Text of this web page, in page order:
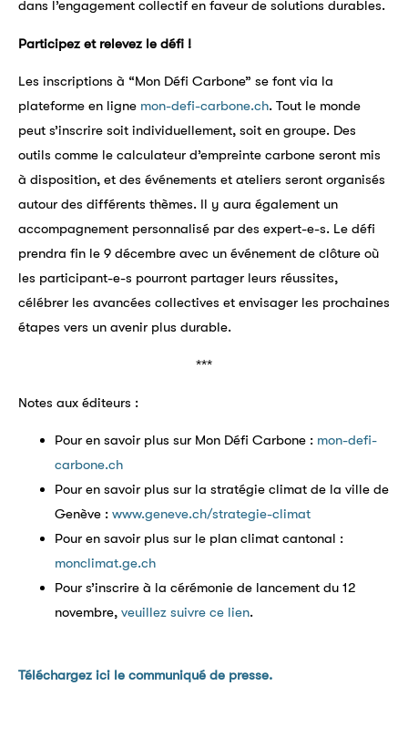
dans l’engagement collectif en faveur de solutions durables.
Participez et relevez le défi !
Les inscriptions à “Mon Défi Carbone” se font via la
plateforme en ligne mon-defi-carbone.ch. Tout le monde
peut s’inscrire soit individuellement, soit en groupe. Des
outils comme le calculateur d’empreinte carbone seront mis
à disposition, et des événements et ateliers seront organisés
autour des différents thèmes. Il y aura également un
accompagnement personnalisé par des expert-e-s. Le défi
prendra fin le 9 décembre avec un événement de clôture où
les participant-e-s pourront partager leurs réussites,
célébrer les avancées collectives et envisager les prochaines
étapes vers un avenir plus durable.
***
Notes aux éditeurs :
Pour en savoir plus sur Mon Défi Carbone : mon-defi-
carbone.ch
Pour en savoir plus sur la stratégie climat de la ville de
Genève : www.geneve.ch/strategie-climat
Pour en savoir plus sur le plan climat cantonal :
monclimat.ge.ch
Pour s’inscrire à la cérémonie de lancement du 12
novembre, veuillez suivre ce lien.
Téléchargez ici le communiqué de presse.